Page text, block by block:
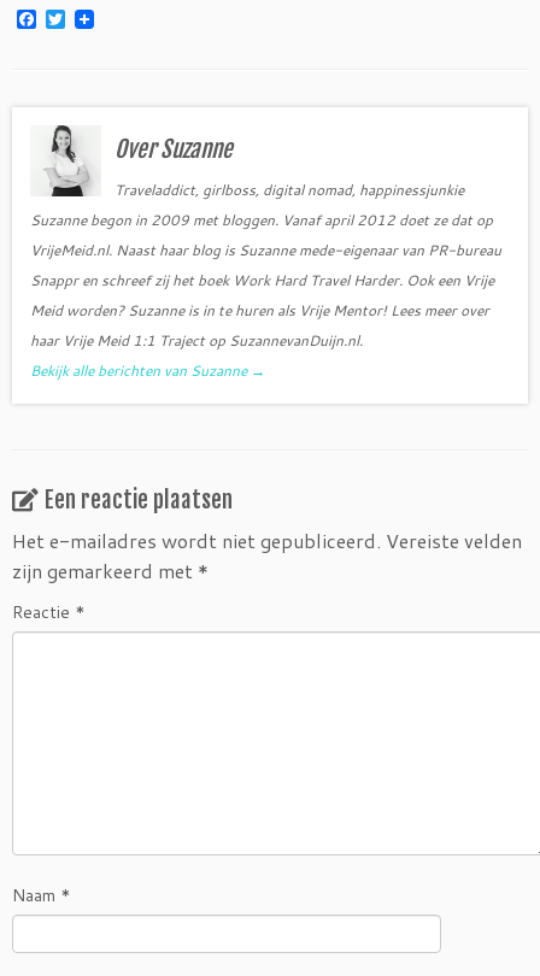
F
o
T
w
e
r
Over Suzanne
Traveladdict, girlboss, digital nomad, happinessjunkie
Suzanne begon in 2009 met bloggen. Vanaf april 2012 doet ze dat op
VrijeMeid.nl. Naast haar blog is Suzanne mede-eigenaar van PR-bureau
Snappr en schreef zij het boek Work Hard Travel Harder. Ook een Vrije
Meid worden? Suzanne is in te huren als Vrije Mentor! Lees meer over
haar Vrije Meid 1:1 Traject op SuzannevanDuijn.nl.
Bekijk alle berichten van Suzanne →
Een reactie plaatsen
Het e-mailadres wordt niet gepubliceerd. Vereiste velden
zijn gemarkeerd met *
Reactie *
Naam *